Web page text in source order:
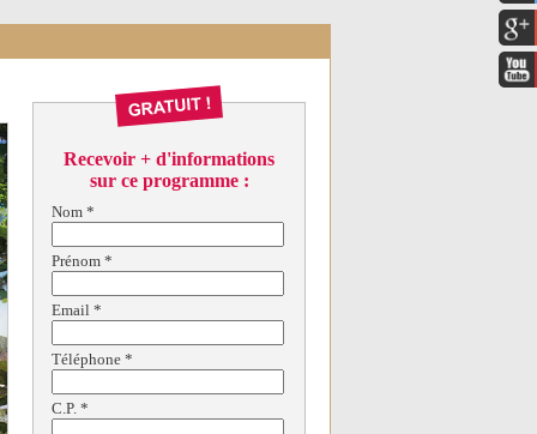
Recevoir + d'informations
sur ce programme :
Nom *
Prénom *
Email *
Téléphone *
C.P. *